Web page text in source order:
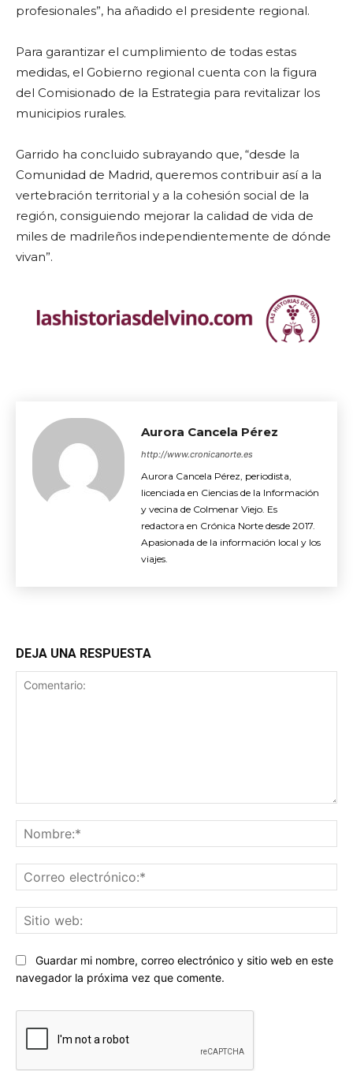
profesionales”, ha añadido el presidente regional.
Para garantizar el cumplimiento de todas estas
medidas, el Gobierno regional cuenta con la figura
del Comisionado de la Estrategia para revitalizar los
municipios rurales.
Garrido ha concluido subrayando que, “desde la
Comunidad de Madrid, queremos contribuir así a la
vertebración territorial y a la cohesión social de la
región, consiguiendo mejorar la calidad de vida de
miles de madrileños independientemente de dónde
vivan”.
Aurora Cancela Pérez
http://www.cronicanorte.es
Aurora Cancela Pérez, periodista,
licenciada en Ciencias de la Información
y vecina de Colmenar Viejo. Es
redactora en Crónica Norte desde 2017.
Apasionada de la información local y los
viajes.
DEJA UNA RESPUESTA
Guardar mi nombre, correo electrónico y sitio web en este
navegador la próxima vez que comente.